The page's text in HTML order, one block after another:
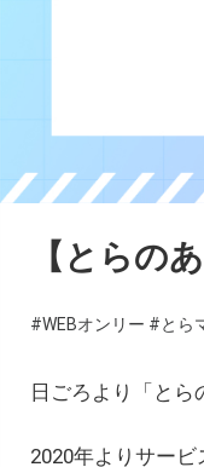
【とらの
#WEBオンリー #とら
日ごろより「とら
2020年よりサー